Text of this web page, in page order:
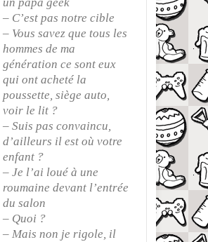
– C’est pas notre cible
– Vous savez que tous les
hommes de ma
génération ce sont eux
qui ont acheté la
poussette, siège auto,
voir le lit ?
– Suis pas convaincu,
d’ailleurs il est où votre
enfant ?
– Je l’ai loué à une
roumaine devant l’entrée
du salon
– Quoi ?
– Mais non je rigole, il